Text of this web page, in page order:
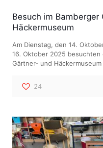
Besuch im Bamberger
Häckermuseum
Am Dienstag, den 14.
16. Oktober 2025 besuchten
Gärtner- und Häckermuseum
24